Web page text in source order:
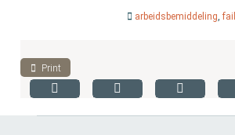
arbeidsbemiddeling,
Print